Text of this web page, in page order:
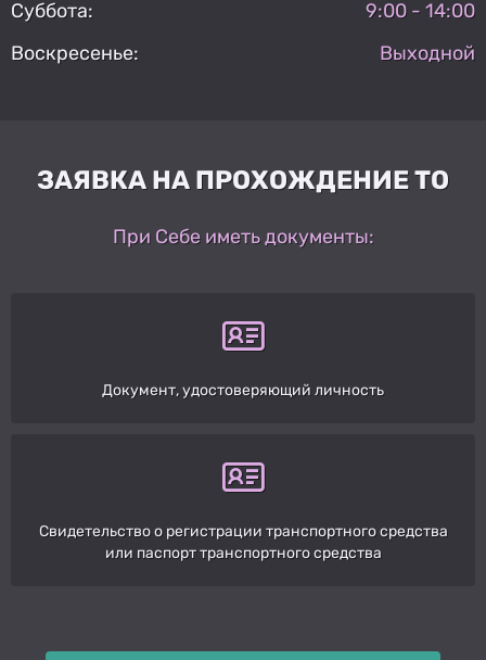
Суббота:
9:00 - 14:00
Воскресенье:
Выходной
ЗАЯВКА НА ПРОХОЖДЕНИЕ ТО
При Себе иметь документы:
Документ, удостоверяющий личность
Свидетельство о регистрации транспортного средства
или паспорт транспортного средства